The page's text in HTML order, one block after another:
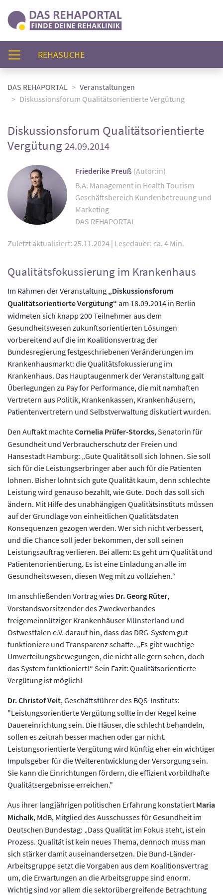
REHASUCHE(AKTUELL)
DAS REHAPORTAL
Veranstaltungen
Diskussionsforum Qualitätsorientierte Vergütung
Diskussionsforum Qualitätsorientierte
Vergütung 24.09.2014
Friederike Preuß (Autor:in)
B.A. Management in Health Tourism
Geschäftsbereich Kundenbetreuung und
Marketing
DAS REHAPORTAL
Zuletzt aktualisiert: 25.11.2024 | Lesedauer: ca. 4 Min.
Qualitätsfokussierung im Krankenhaus
Im Rahmen der Veranstaltung „Diskussionsforum
Qualitätsorientierte Vergütung“ am 18.09.2014 in Berlin
widmeten sich knapp 200 Teilnehmer aus dem
Gesundheitswesen zukunftsorientierten Lösungen
vorbereitend auf die im Koalitionsvertrag der
Bundesregierung festgeschriebenen Veränderungen im
Krankenhausmarkt: die Qualitätsfokussierung im
Krankenhaus. Das Hauptaugenmerk der Veranstaltung galt
Überlegungen zu Pay for Performance, die mit namhaften
Vertretern aus Politik, Krankenkassen, Krankenhäusern,
Patientenvertretern und Selbstverwaltung diskutiert wurden.
Den Auftakt machteCornelia Prüfer-Storcks, Senatorin für
Gesundheit und Verbraucherschutz der Freien und
Hansestadt Hamburg: „Gute Qualität soll sich lohnen. Sie soll
sich für die Leistungserbringer aber auch für die Patienten
lohnen. Bisher lohnt sich gute Qualität kaum, denn schlechte
Leistung wird genauso bezahlt, wie Gute. Doch das soll sich
ändern. Mit Hilfe des unabhängigen Qualitätsinstituts müssen
auf der Grundlage von einheitlichen Qualitätsdaten
Konsequenzen gezogen werden. Wer sich nicht verbessert,
und die Chance soll jeder bekommen, der soll seinen
Leistungsauftrag verlieren. Bei allem: Es geht um Qualität und
Patientenorientierung. Es ist eine Einladung an alle im
Gesundheitswesen, diesen Weg mit zu vollziehen.“
Im anschließenden Vortrag wies Dr. Georg Rüter,
Vorstandsvorsitzender des Zweckverbandes
freigemeinnütziger Krankenhäuser Münsterland und
Ostwestfalen e.V. darauf hin, dass das DRG-System gut
funktioniere und Transparenz schaffe. „Es gibt wuchtige
Umverteilungsbewegungen, die nicht alle gern sehen, doch
das System funktioniert!“ Sein Fazit: Qualitätsorientierte
Vergütung ist möglich!
Dr. Christof Veit, Geschäftsführer des BQS-Instituts:
"Leistungsorientierte Vergütung sollte in der Regel keine
Dauereinrichtung sein. Die Häuser, die schlecht behandeln,
sollen es zeitnah besser machen oder gar nicht.
Leistungsorientierte Vergütung wird künftig eher ein wichtiger
Impulsgeber für die Weiterentwicklung der Versorgung sein.
Sie kann die Einrichtungen fördern, die effizient vorbildhafte
Qualitätsergebnisse erreichen."
Aus ihrer langjährigen politischen Erfahrung konstatiert Maria
Michalk, MdB, Mitglied des Ausschusses für Gesundheit im
Deutschen Bundestag: „Dass Qualität im Fokus steht, ist ein
Prozess. Qualität ist kein neues Thema, dennoch muss man
sich stärker damit auseinandersetzen. Die Bund-Länder-
Arbeitsgruppe setzt die Vorgaben aus dem Koalitionsvertrag
um, die Erwartungen an die Arbeitsgruppe sind enorm.
Wichtig sind vor allem die sektorübergreifende Betrachtung